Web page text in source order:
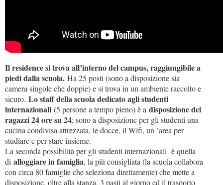
Il residence si trova all’interno del campus, raggiungibile a
piedi dalla scuola. Ha 25 posti (sono a disposizione sia
camera singole che doppie) e si trova in un ambiente raccolto e
sicuro. Lo staff della scuola dedicato agli studenti
internazionali (5 persone a tempo pieno) è a disposizione dei
ragazzi 24 ore su 24; sono a disposizione per gli studenti una
cucina condivisa attrezzata, le docce, il Wifi, un ’area per
studiare e per stare insieme.
La seconda possibilità per gli studenti internazionali è quella
di alloggiare in famiglia, la più consigliata (la scuola collabora
con circa 80 famiglie che seleziona direttamente) che mette a
disposizione, oltre alla stanza, 3 pasti al giorno ed il trasporto